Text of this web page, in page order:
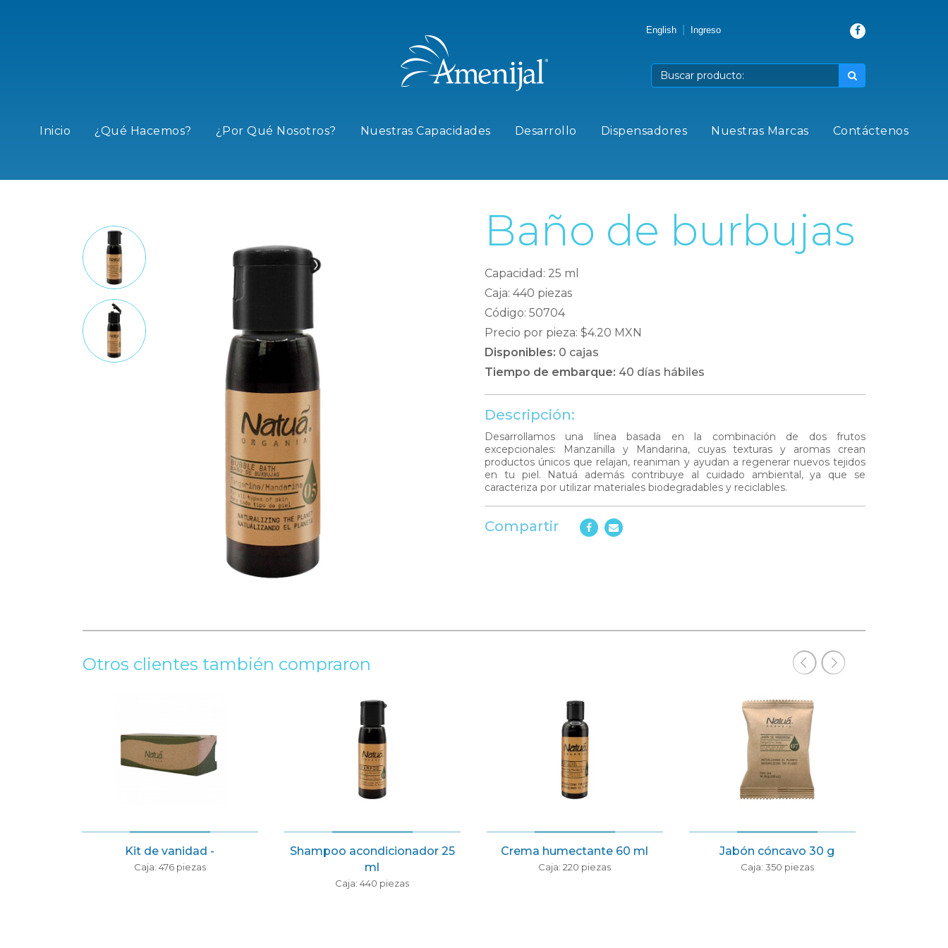
English Ingreso
Inicio ¿Qué Hacemos? ¿Por Qué Nosotros? Nuestras Capacidades Desarrollo Dispensadores Nuestras Marcas Contáctenos
Baño de burbujas
Capacidad: 25 ml
Caja: 440 piezas
Código: 50704
Precio por pieza: $4.20 MXN
Disponibles: 0 cajas
Tiempo de embarque: 40 días hábiles
Descripción:
Desarrollamos una línea basada en la combinación de dos frutos
excepcionales: Manzanilla y Mandarina, cuyas texturas y aromas crean
productos únicos que relajan, reaniman y ayudan a regenerar nuevos tejidos
en tu piel. Natuá además contribuye al cuidado ambiental, ya que se
caracteriza por utilizar materiales biodegradables y reciclables.
Compartir
Otros clientes también compraron
Kit de vanidad -
Caja: 476 piezas
Shampoo acondicionador 25
ml
Caja: 440 piezas
Crema humectante 60 ml
Caja: 220 piezas
Jabón cóncavo 30 g
Caja: 350 piezas